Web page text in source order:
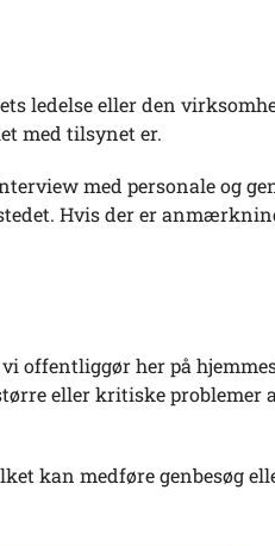
ledelse eller den
med tilsynet er.
med personale og
Hvis der er
offentliggør her på
eller kritiske problemer
kan medføre genbesøg